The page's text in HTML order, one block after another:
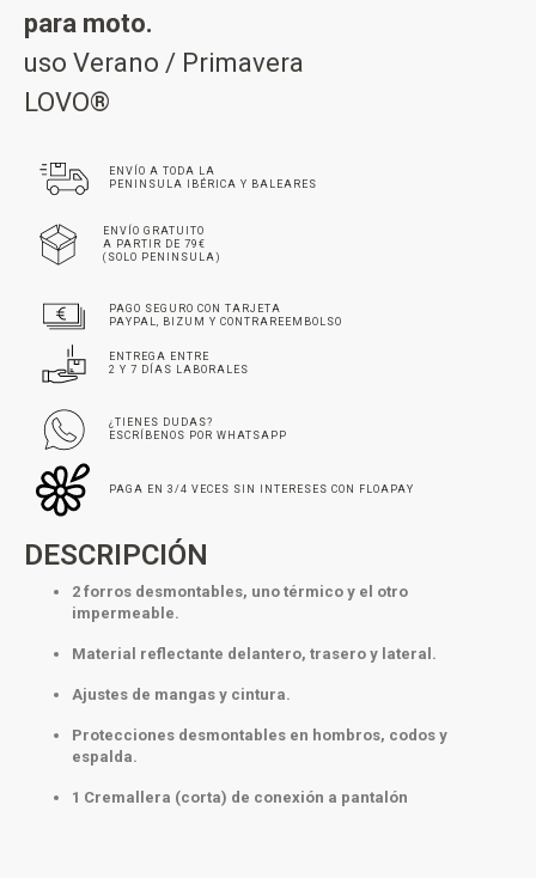
para moto.
uso Verano / Primavera
LOVO®
ENVÍO A TODA LA
PENINSULA IBÉRICA Y BALEARES
ENVÍO GRATUITO
A PARTIR DE 79€
(SOLO PENINSULA)
PAGO SEGURO CON TARJETA
PAYPAL, BIZUM Y CONTRAREEMBOLSO
ENTREGA ENTRE
2 Y 7 DÍAS LABORALES
¿TIENES DUDAS?
ESCRÍBENOS POR WHATSAPP
PAGA EN 3/4 VECES SIN INTERESES CON FLOAPAY
DESCRIPCIÓN
2 forros desmontables, uno térmico y el otro
impermeable.
Material reflectante delantero, trasero y lateral.
Ajustes de mangas y cintura.
Protecciones desmontables en hombros, codos y
espalda.
1 Cremallera (corta) de conexión a pantalón